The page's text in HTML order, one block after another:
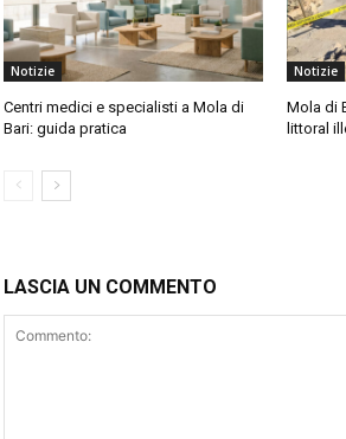
Notizie
Centri medici e specialisti a Mola di
Bari: guida pratica
Notizie
Mola di
littoral
LASCIA UN COMMENTO